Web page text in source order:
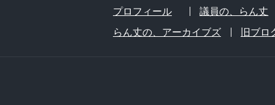
プロフィール
議員の、らん丈
らん丈の、アーカイブズ
旧ブロ